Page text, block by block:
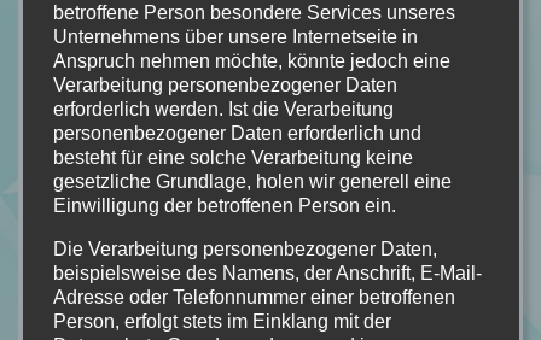
der sich das Bein gebrochen hat und wegen seiner Krücken
im benachbarten barrierefreien Zimmer untergebracht wurde.
Ein Glücksfall, denn Adam behandelt sie als Einziger ganz
normal. Corey entwickelt schnell Gefühle für Adam, die über
enge Freundschaft weit hinausgehen – aber Adam hat eine
wunderhübsche Freundin und gegen die hat Corey in ihrem
Rollstuhl doch sowieso keine Chance …
betroffene Person besondere Services unseres
Unternehmens über unsere Internetseite in
Anspruch nehmen möchte, könnte jedoch eine
Verarbeitung personenbezogener Daten
erforderlich werden. Ist die Verarbeitung
personenbezogener Daten erforderlich und
besteht für eine solche Verarbeitung keine
gesetzliche Grundlage, holen wir generell eine
Einwilligung der betroffenen Person ein.
Die Verarbeitung personenbezogener Daten,
beispielsweise des Namens, der Anschrift, E-Mail-
Adresse oder Telefonnummer einer betroffenen
Person, erfolgt stets im Einklang mit der